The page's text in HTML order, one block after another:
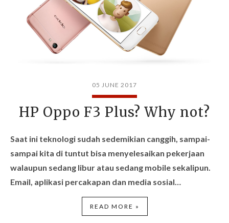
05 JUNE 2017
HP Oppo F3 Plus? Why not?
Saat ini teknologi sudah sedemikian canggih, sampai-
sampai kita di tuntut bisa menyelesaikan pekerjaan
walaupun sedang libur atau sedang mobile sekalipun.
Email, aplikasi percakapan dan media sosial…
READ MORE »